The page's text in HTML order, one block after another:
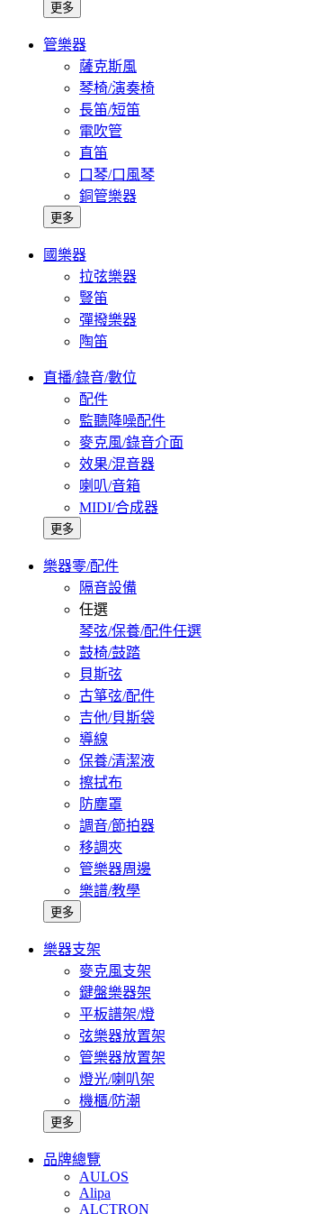
更多
管樂器
薩克斯風
琴椅/演奏椅
長笛/短笛
電吹管
直笛
口琴/口風琴
銅管樂器
更多
國樂器
拉弦樂器
豎笛
彈撥樂器
陶笛
直播/錄音/數位
配件
監聽降噪配件
麥克風/錄音介面
效果/混音器
喇叭/音箱
MIDI/合成器
更多
樂器零/配件
隔音設備
任選
琴弦/保養/配件任選
鼓椅/鼓踏
貝斯弦
古箏弦/配件
吉他/貝斯袋
導線
保養/清潔液
擦拭布
防塵罩
調音/節拍器
移調夾
管樂器周邊
樂譜/教學
更多
樂器支架
麥克風支架
鍵盤樂器架
平板譜架/燈
弦樂器放置架
管樂器放置架
燈光/喇叭架
機櫃/防潮
更多
品牌總覽
AULOS
Alipa
ALCTRON